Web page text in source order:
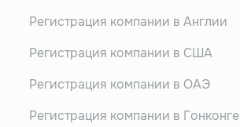
Регистрация компании в Англии
Регистрация компании в США
Регистрация компании в ОАЭ
Регистрация компании в Гонконге